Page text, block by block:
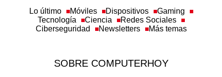
Lo último Móviles Dispositivos
Gaming
Tecnología
Ciencia
Redes Sociales
Ciberseguridad
Newsletters Más temas
SOBRE COMPUTERHOY